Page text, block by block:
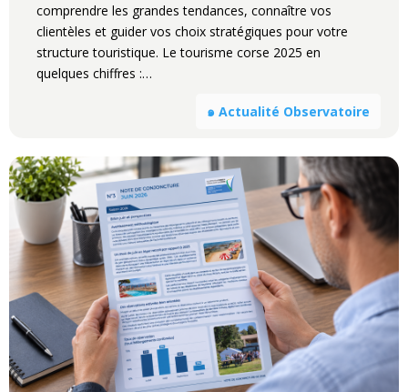
comprendre les grandes tendances, connaître vos
clientèles et guider vos choix stratégiques pour votre
structure touristique. Le tourisme corse 2025 en
quelques chiffres :…
๑ Actualité Observatoire